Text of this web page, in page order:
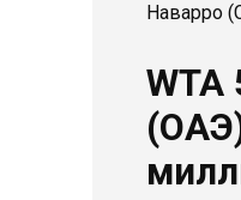
Наварро
WTA